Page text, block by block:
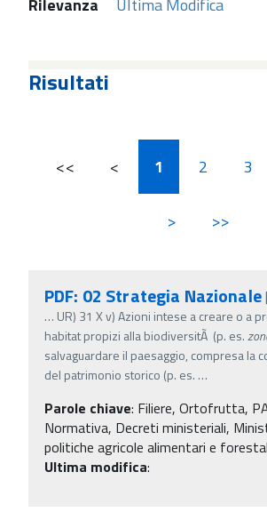
Risultati
<< < 1 2 3
> >>
PDF: 02 Strategia Nazionale
… UR) 31 X v) Azioni intese a creare o a
habitat propizi alla biodiversitÃ (p. es.
salvaguardare il paesaggio, compresa la
del patrimonio storico (p. es. …
Parole chiave: Filiere, Ortofrutta,
Normativa, Decreti ministeriali,
politiche agricole alimentari e
Ultima modifica: